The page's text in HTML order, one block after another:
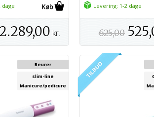
dage
2.289,00 kr.
Levering: 1-2 dage
625,00
Beurer
slim-line
Manicure/pedicure